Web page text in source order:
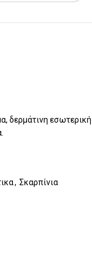
δερμάτινη εσωτερική
, Σκαρπίνια